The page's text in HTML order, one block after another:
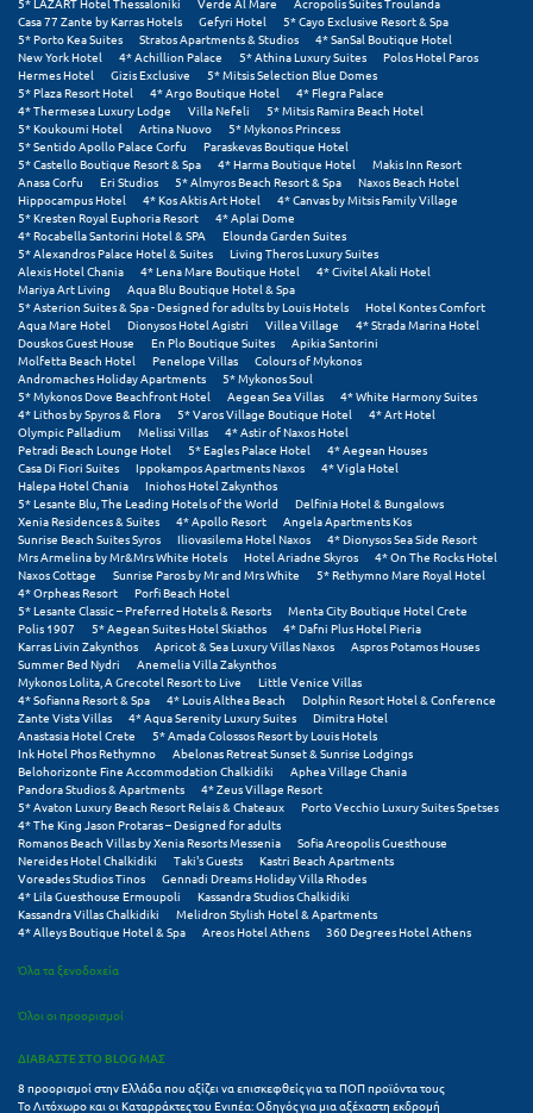
Μύκονος
Μυστράς
Μυτιλήνη
Ν
Νάξος
Νάουσα
Ναυπακτία
Ναύπλιο
Νέα Μάκρη
Νέα Στύρα Εύβοιας
Νέοι Πόροι Πιερίας
Ξ
Ξυλόκαστρο
Ο
Ορεινή Αρκαδία
Ορεινή Ναυπακτία
Π
Πάλαιρος
Παξοί
Παραλία Κατερίνης
Παραλία Λιτοχώρου
Παράλιο Άστρος
Casa 77 Zante by Karras Hotels
Gefyri Hotel
5* Cayo Exclusive Resort & Spa
5* Porto Kea Suites
Stratos Apartments & Studios
4* SanSal Boutique Hotel
New York Hotel
4* Achillion Palace 5* Athina Luxury Suites
Polos Hotel Paros
Hermes Hotel
Gizis Exclusive
5* Mitsis Selection Blue Domes
5* Plaza Resort Hotel
4* Argo Boutique Hotel
4* Flegra Palace
4* Thermesea Luxury Lodge
Villa Nefeli
5* Mitsis Ramira Beach Hotel
5* Koukoumi Hotel
Artina Nuovo
5* Mykonos Princess
5* Sentido Apollo Palace Corfu
Paraskevas Boutique Hotel
5* Castello Boutique Resort & Spa
4* Harma Boutique Hotel
Makis Inn Resort
Anasa Corfu
Eri Studios 5* Almyros Beach Resort & Spa
Naxos Beach Hotel
Hippocampus Hotel
4* Kos Aktis Art Hotel
4* Canvas by Mitsis Family Village
5* Kresten Royal Euphoria Resort
4* Aplai Dome
4* Rocabella Santorini Hotel & SPA
Elounda Garden Suites
5* Alexandros Palace Hotel & Suites
Living Theros Luxury Suites
Alexis Hotel Chania
4* Lena Mare Boutique Hotel
4* Civitel Akali Hotel
Mariya Art Living
Aqua Blu Boutique Hotel & Spa
5* Asterion Suites & Spa - Designed for adults by Louis Hotels
Hotel Kontes Comfort
Aqua Mare Hotel
Dionysos Hotel Agistri Villea Village
4* Strada Marina Hotel
Douskos Guest House
En Plo Boutique Suites
Apikia Santorini
Molfetta Beach Hotel
Penelope Villas
Colours of Mykonos
Andromaches Holiday Apartments
5* Mykonos Soul
5* Mykonos Dove Beachfront Hotel
Aegean Sea Villas
4* White Harmony Suites
4* Lithos by Spyros & Flora
5* Varos Village Boutique Hotel
4* Art Hotel
Olympic Palladium
Melissi Villas
4* Astir of Naxos Hotel
Petradi Beach Lounge Hotel
5* Eagles Palace Hotel
4* Aegean Houses
Casa Di Fiori Suites
Ippokampos Apartments Naxos
4* Vigla Hotel
Halepa Hotel Chania
Iniohos Hotel Zakynthos
5* Lesante Blu, The Leading Hotels of the World
Delfinia Hotel & Bungalows
Xenia Residences & Suites
4* Apollo Resort
Angela Apartments Kos
Sunrise Beach Suites Syros
Iliovasilema Hotel Naxos
4* Dionysos Sea Side Resort
Mrs Armelina by Mr&Mrs White Hotels
Hotel Ariadne Skyros
4* On The Rocks Hotel
Naxos Cottage
Sunrise Paros by Mr and Mrs White
5* Rethymno Mare Royal Hotel
4* Orpheas Resort
Porfi Beach Hotel
5* Lesante Classic – Preferred Hotels & Resorts
Menta City Boutique Hotel Crete
Polis 1907
5* Aegean Suites Hotel Skiathos
4* Dafni Plus Hotel Pieria
Karras Livin Zakynthos
Apricot & Sea Luxury Villas Naxos
Aspros Potamos Houses
Summer Bed Nydri
Anemelia Villa Zakynthos
Mykonos Lolita, A Grecotel Resort to Live
Little Venice Villas
4* Sofianna Resort & Spa
4* Louis Althea Beach
Dolphin Resort Hotel & Conference
Zante Vista Villas
4* Aqua Serenity Luxury Suites
Dimitra Hotel
Anastasia Hotel Crete
5* Amada Colossos Resort by Louis Hotels
Ink Hotel Phos Rethymno
Abelonas Retreat Sunset & Sunrise Lodgings
Belohorizonte Fine Accommodation Chalkidiki
Aphea Village Chania
Pandora Studios & Apartments
4* Zeus Village Resort
5* Avaton Luxury Beach Resort Relais & Chateaux
Porto Vecchio Luxury Suites Spetses
4* The King Jason Protaras – Designed for adults
Romanos Beach Villas by Xenia Resorts Messenia
Sofia Areopolis Guesthouse
Nereides Hotel Chalkidiki
Taki's Guests
Kastri Beach Apartments
Voreades Studios Tinos
Gennadi Dreams Holiday Villa Rhodes
4* Lila Guesthouse Ermoupoli
Kassandra Studios Chalkidiki
Kassandra Villas Chalkidiki
Melidron Stylish Hotel & Apartments
4* Alleys Boutique Hotel & Spa
Areos Hotel Athens 360 Degrees Hotel Athens
Όλα τα ξενοδοχεία
Όλοι οι προορισμοί
ΔΙΑΒΑΣΤΕ ΣΤΟ BLOG ΜΑΣ
8 προορισμοί στην Ελλάδα που αξίζει να επισκεφθείς για τα ΠΟΠ προϊόντα τους
Το Λιτόχωρο και οι Καταρράκτες του Ενιπέα: Οδηγός για μια αξέχαστη εκδρομή